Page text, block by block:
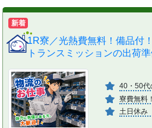
新着
1R寮／光熱費無料！備品付
トランスミッションの出荷
40・50代
寮費無料
土日休み